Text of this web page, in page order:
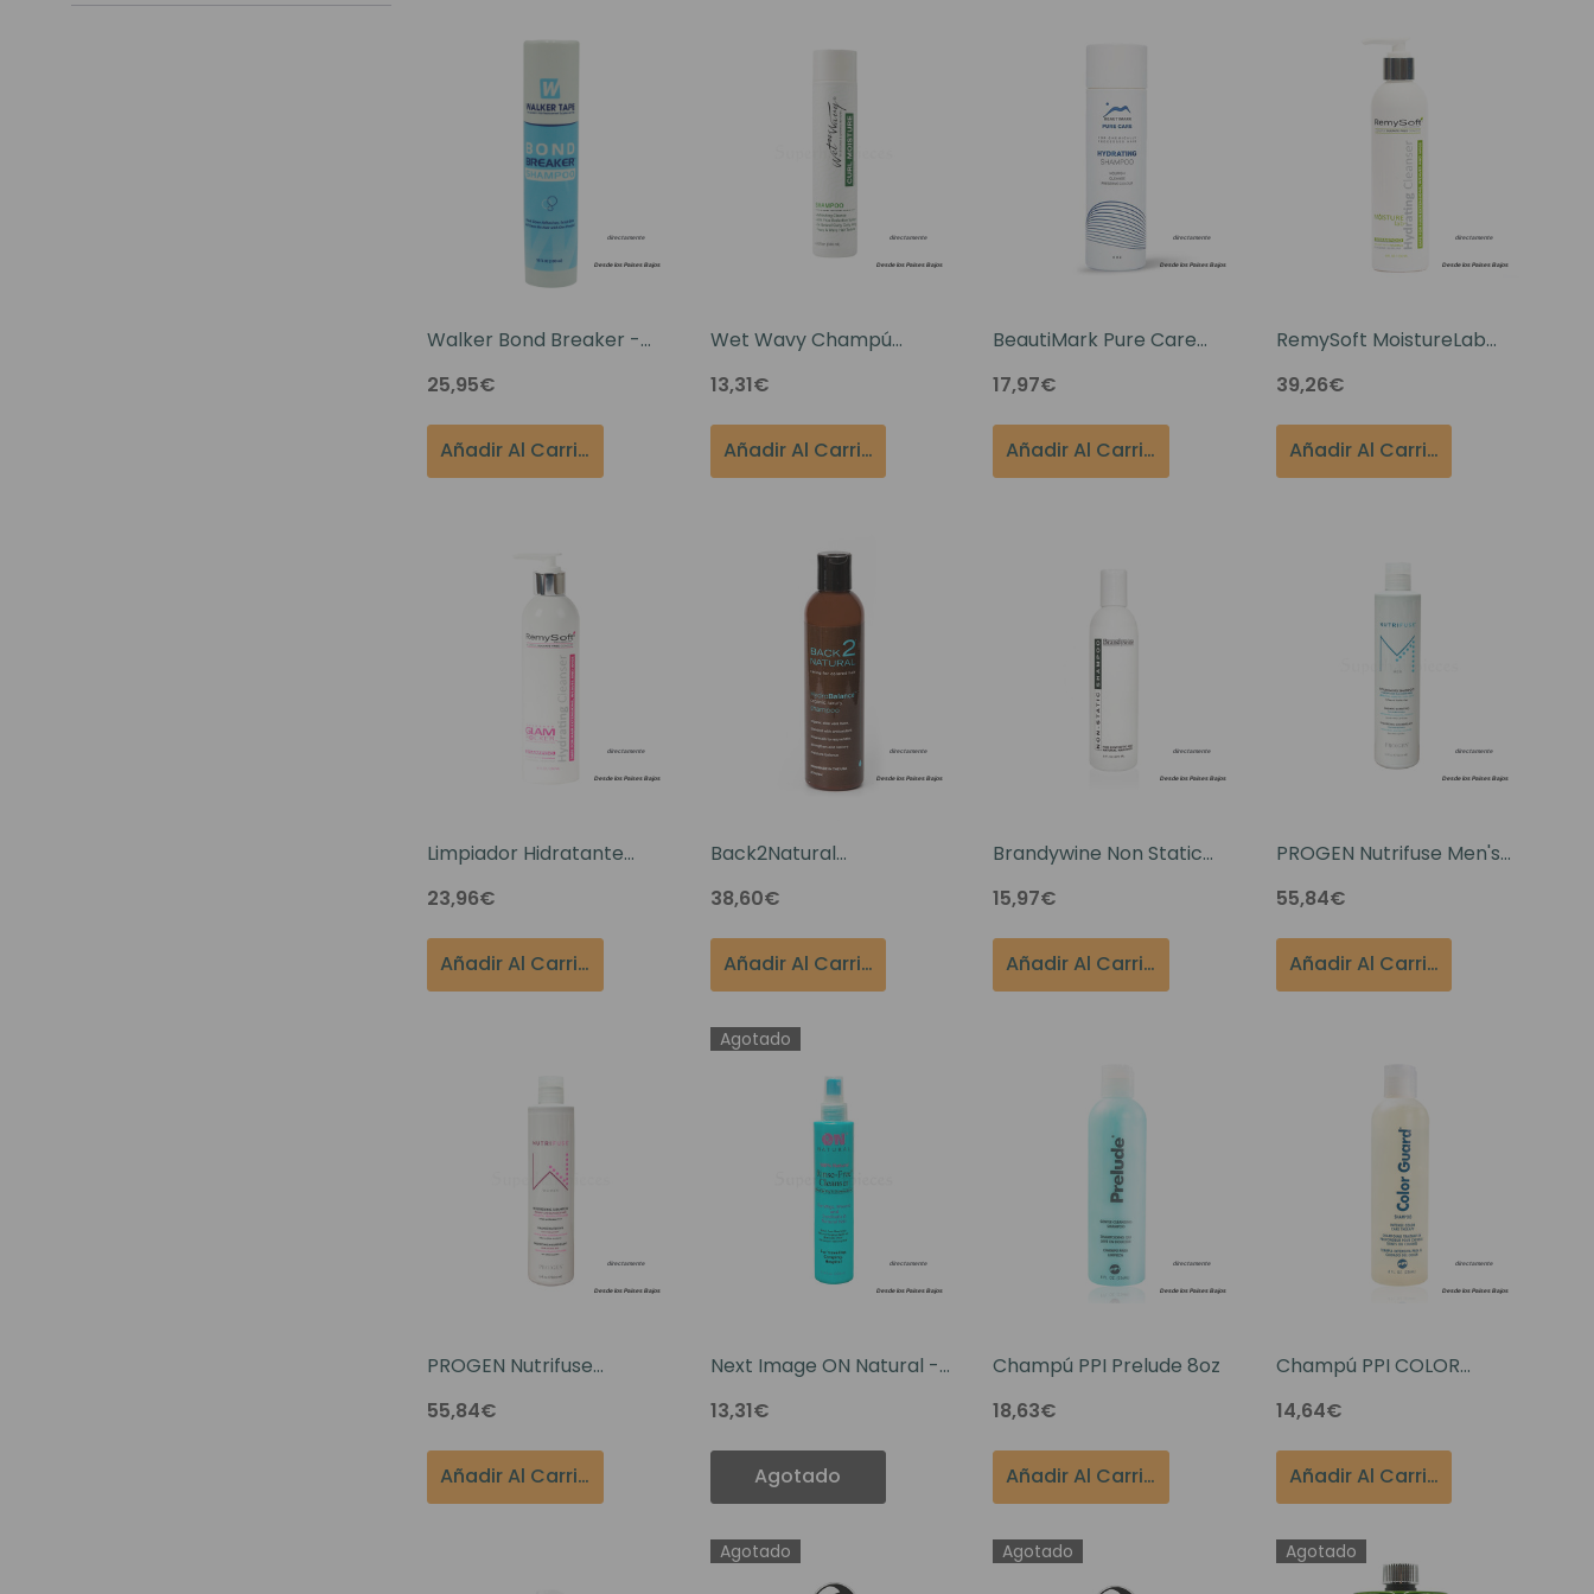
Envíos Y Devoluciones
Walker Bond Breaker -
Champú 10 Oz
25,95€
Añadir Al Carrito
Wet Wavy Champú
Hidratante Para Rizos
10.1oz
13,31€
Añadir Al Carrito
BeautiMark Pure Care
Champú Hidratante 8 Oz
17,97€
Añadir Al Carrito
RemySoft MoistureLab
Limpiador Hidratante 8oz
39,26€
Añadir Al Carrito
Limpiador Hidratante
RemySoft Glam Rocker
8oz
23,96€
Añadir Al Carrito
Back2Natural
HydroBalance Organic
Luxury Champú 8 Oz
38,60€
Añadir Al Carrito
Brandywine Non Static
Wig Shampoo 8oz
15,97€
Añadir Al Carrito
PROGEN Nutrifuse Men's
Nourishing Shampoo 10oz
55,84€
Añadir Al Carrito
PROGEN Nutrifuse
Women's Nourishing
Shampoo 10oz
55,84€
Añadir Al Carrito
Agotado
Next Image ON Natural -
Champú En Seco 8oz
13,31€
Agotado
Champú PPI Prelude 8oz
18,63€
Añadir Al Carrito
Champú PPI COLOR
GUARD 8oz
14,64€
Añadir Al Carrito
Agotado Agotado Agotado